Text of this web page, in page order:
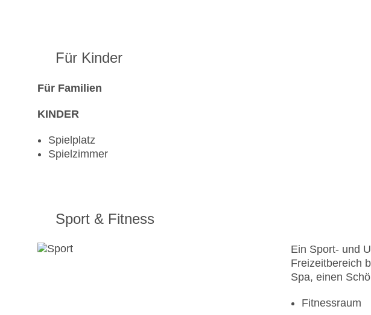
Für Kinder
Für Familien
KINDER
Spielplatz
Spielzimmer
Sport & Fitness
Ein Sport- und
Freizeitbereich
Spa, einen
Fitnessraum